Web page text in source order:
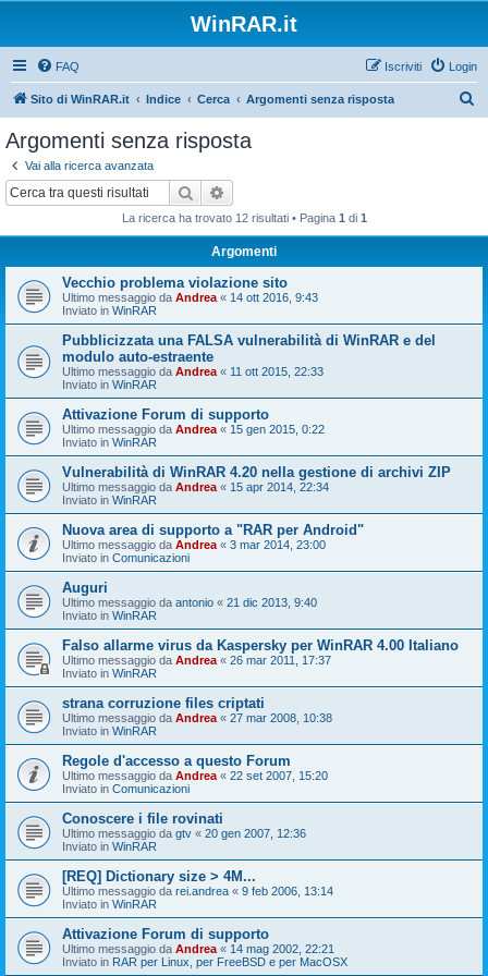
WinRAR.it
FAQ Login
Iscriviti
Sito di WinRAR.it Indice Cerca Argomenti senza risposta
Argomenti senza risposta
Vai alla ricerca avanzata
Cerca
La ricerca ha trovato 12 risultati • Pagina 1 di 1
Argomenti
Vecchio problema violazione sito
Ultimo messaggio da Andrea « 14 ott 2016, 9:43
Inviato in WinRAR
Pubblicizzata una FALSA vulnerabilità di WinRAR e del
modulo auto-estraente
Ultimo messaggio da Andrea « 11 ott 2015, 22:33
Inviato in WinRAR
Attivazione Forum di supporto
Ultimo messaggio da Andrea « 15 gen 2015, 0:22
Inviato in WinRAR
Vulnerabilità di WinRAR 4.20 nella gestione di archivi ZIP
Ultimo messaggio da Andrea « 15 apr 2014, 22:34
Inviato in WinRAR
Nuova area di supporto a "RAR per Android"
Ultimo messaggio da Andrea « 3 mar 2014, 23:00
Inviato in Comunicazioni
Auguri
Ultimo messaggio da antonio « 21 dic 2013, 9:40
Inviato in WinRAR
Falso allarme virus da Kaspersky per WinRAR 4.00 Italiano
Ultimo messaggio da Andrea « 26 mar 2011, 17:37
Inviato in WinRAR
strana corruzione files criptati
Ultimo messaggio da Andrea « 27 mar 2008, 10:38
Inviato in WinRAR
Regole d'accesso a questo Forum
Ultimo messaggio da Andrea « 22 set 2007, 15:20
Inviato in Comunicazioni
Conoscere i file rovinati
Ultimo messaggio da gtv « 20 gen 2007, 12:36
Inviato in WinRAR
[REQ] Dictionary size > 4M...
Ultimo messaggio da rei.andrea « 9 feb 2006, 13:14
Inviato in WinRAR
Attivazione Forum di supporto
Ultimo messaggio da Andrea « 14 mag 2002, 22:21
Inviato in RAR per Linux, per FreeBSD e per MacOSX